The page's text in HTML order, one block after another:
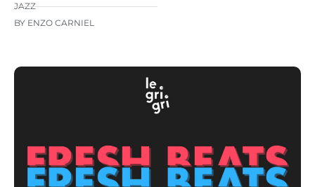
JAZZ
BY ENZO CARNIEL